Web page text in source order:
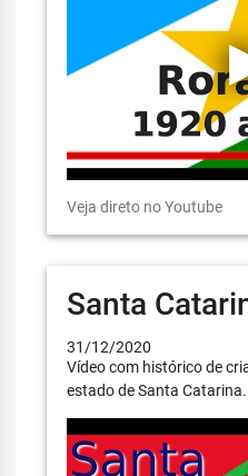
Veja direto no Youtube
Santa
31/12/2020
Vídeo com histórico de
estado de Santa Catarina.